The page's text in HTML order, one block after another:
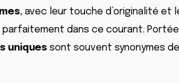
, avec leur touche d’originalité et
dans ce courant.
uniques sont souvent synonymes